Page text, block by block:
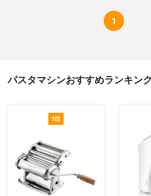
1
パスタマシンおすすめランキン
1位